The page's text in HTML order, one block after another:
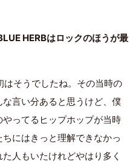
HERBはロックのほうが最
そうでしたね。その当時の
言い分あると思うけど、僕
ってるヒップホップが当時
にはきっと理解できなかっ
人もいたけれどやはり多く